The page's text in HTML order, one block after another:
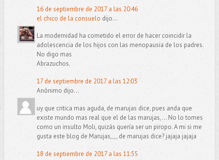
16 de septiembre de 2017 a las 20:46
el chico de la consuelo dijo...
La modernidad ha cometido el error de hacer coincidir la
adolescencia de los hijos con las menopausia de los padres.
No digo mas
Abrazuchos.
17 de septiembre de 2017 a las 12:03
Anónimo dijo...
uy que critica mas aguda, de marujas dice, pues anda que
existe mundo mas real que el de las marujas,... No lo tomes
como un insulto Moli, quizás quería ser un piropo. A mi si me
gusta este blog de Marujas,,,, de marujas dice? jajaja jajaja
18 de septiembre de 2017 a las 11:55